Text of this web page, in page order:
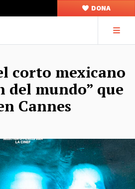
DONA
corto mexicano
del mundo” que
Cannes